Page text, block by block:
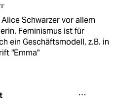
Schwarzer vor allem
Feminismus ist für
ein Geschäftsmodell, z.B. in
"Emma"